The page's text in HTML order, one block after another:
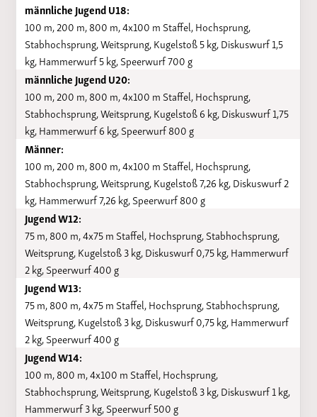
männliche Jugend U18:
100 m, 200 m, 800 m, 4x100 m Staffel, Hochsprung,
Stabhochsprung, Weitsprung, Kugelstoß 5 kg, Diskuswurf 1,5
kg, Hammerwurf 5 kg, Speerwurf 700 g
männliche Jugend U20:
100 m, 200 m, 800 m, 4x100 m Staffel, Hochsprung,
Stabhochsprung, Weitsprung, Kugelstoß 6 kg, Diskuswurf 1,75
kg, Hammerwurf 6 kg, Speerwurf 800 g
Männer:
100 m, 200 m, 800 m, 4x100 m Staffel, Hochsprung,
Stabhochsprung, Weitsprung, Kugelstoß 7,26 kg, Diskuswurf 2
kg, Hammerwurf 7,26 kg, Speerwurf 800 g
Jugend W12:
75 m, 800 m, 4x75 m Staffel, Hochsprung, Stabhochsprung,
Weitsprung, Kugelstoß 3 kg, Diskuswurf 0,75 kg, Hammerwurf
2 kg, Speerwurf 400 g
Jugend W13:
75 m, 800 m, 4x75 m Staffel, Hochsprung, Stabhochsprung,
Weitsprung, Kugelstoß 3 kg, Diskuswurf 0,75 kg, Hammerwurf
2 kg, Speerwurf 400 g
Jugend W14:
100 m, 800 m, 4x100 m Staffel, Hochsprung,
Stabhochsprung, Weitsprung, Kugelstoß 3 kg, Diskuswurf 1 kg,
Hammerwurf 3 kg, Speerwurf 500 g